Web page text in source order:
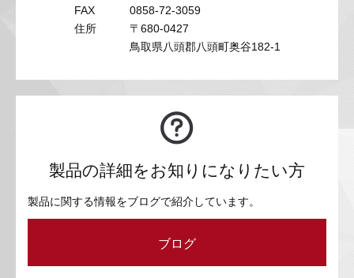
FAX
0858-72-3059
住所
〒680-0427
鳥取県八頭郡八頭町奥谷182-1
製品の詳細をお知りになりたい方
製品に関する情報をブログで紹介しています。
ブログ